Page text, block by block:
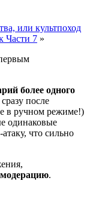
или культпоход
Части 7 »
более одного
после
в ручном режиме!)
одинаковые
что сильно
.